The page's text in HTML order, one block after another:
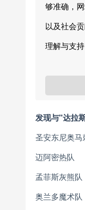
够准确，
以及社会
理解与支持
发现与"达拉
圣安东尼奥马
迈阿密热队
孟菲斯灰熊队
奥兰多魔术队